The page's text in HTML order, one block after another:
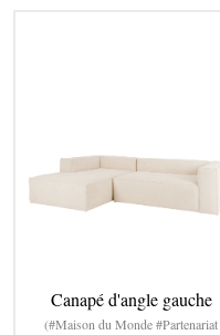
Canapé d'angle gauche
(#Maison du Monde #Partenariat